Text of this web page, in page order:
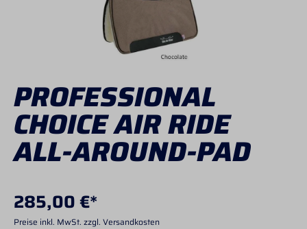
PROFESSIONAL
CHOICE AIR RIDE
ALL-AROUND-PAD
285,00 €*
Preise inkl. MwSt. zzgl. Versandkosten